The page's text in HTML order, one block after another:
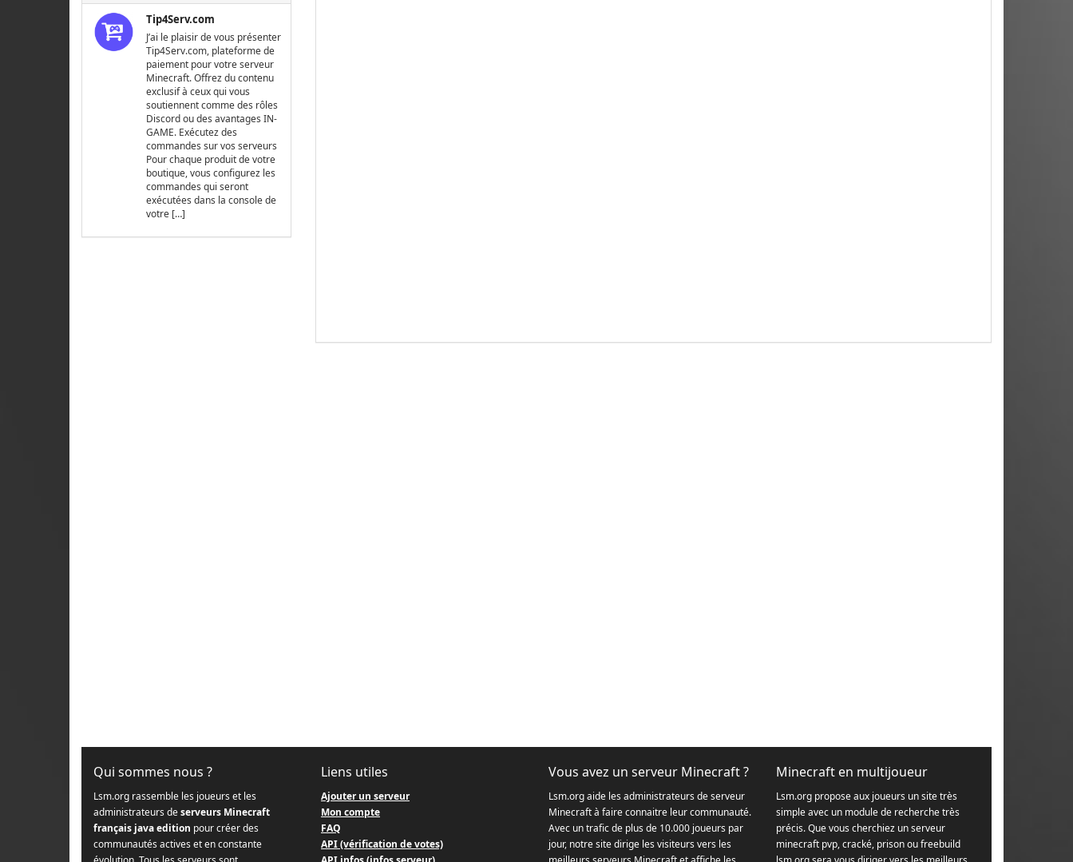
Tip4Serv.com
J’ai le plaisir de vous présenter
Tip4Serv.com, plateforme de
paiement pour votre serveur
Minecraft. Offrez du contenu
exclusif à ceux qui vous
soutiennent comme des rôles
Discord ou des avantages IN-
GAME. Exécutez des
commandes sur vos serveurs
Pour chaque produit de votre
boutique, vous configurez les
commandes qui seront
exécutées dans la console de
votre […]
Qui sommes nous ?
Lsm.org rassemble les joueurs et les
administrateurs deserveurs Minecraft
français java edition pour créer des
communautés actives et en constante
Liens utiles
Ajouter un serveur
Mon compte
FAQ
API (vérification de votes)
Vous avez un serveur Minecraft ?
Lsm.org aide les administrateurs de serveur
Minecraft à faire connaitre leur communauté.
Avec un trafic de plus de 10.000 joueurs par
jour, notre site dirige les visiteurs vers les
Minecraft en multijoueur
Lsm.org propose aux joueurs un site très
simple avec un module de recherche très
précis. Que vous cherchiez un serveur
minecraft pvp, cracké, prison ou freebuild